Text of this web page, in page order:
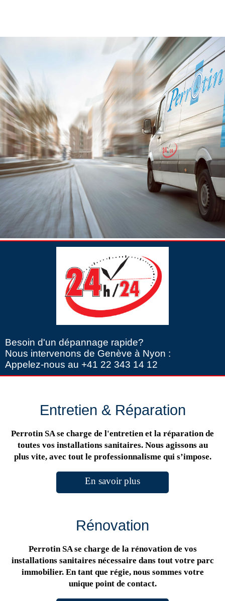
Besoin d'un dépannage rapide?
Nous intervenons de Genève à Nyon :
Appelez-nous au +41 22 343 14 12
Entretien & Réparation
Perrotin SA se charge de l'entretien et la réparation de
toutes vos installations sanitaires. Nous agissons au
plus vite, avec tout le professionnalisme qui s’impose.
En savoir plus
Rénovation
Perrotin SA se charge de la rénovation de vos
installations sanitaires nécessaire dans tout votre parc
immobilier. En tant que régie, nous sommes votre
unique point de contact.